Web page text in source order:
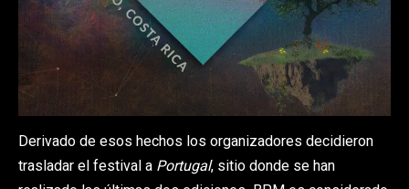
Derivado de esos hechos los organizadores decidieron
trasladar el festival a Portugal, sitio donde se han